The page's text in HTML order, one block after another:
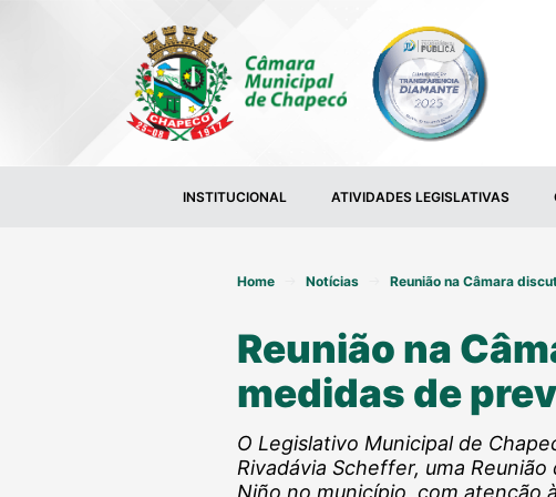
INSTITUCIONAL ATIVIDADES LEGISLATIVAS
Home Notícias Reunião na Câmara
Reunião na
medidas de
O Legislativo Municipal de
Rivadávia Scheffer, uma
Niño no município, com atenção